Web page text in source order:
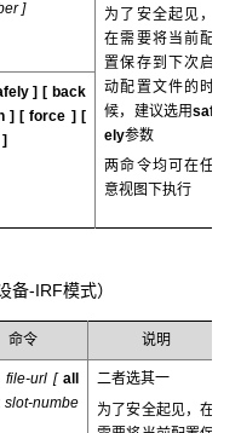
]
为了安全起见，
在需要将当前配
置保存到下次启
动配置文件的时
候，建议选用saf
ely参数
两命令均可在任
意视图下执行
] [ back
] [force ] [
]
备-IRF模式）
命令 说明
file-url [ all
slot-numbe
二者选其一
为了安全起见，在